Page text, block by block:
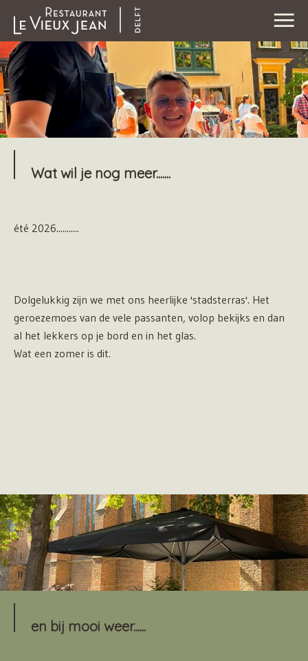
Wat wil je nog meer.......
été 2026...........
Dolgelukkig zijn we met ons heerlijke 'stadsterras'. Het
geroezemoes van de vele passanten, volop bekijks en dan
al het lekkers op je bord en in het glas.
Wat een zomer is dit.
en bij mooi weer......